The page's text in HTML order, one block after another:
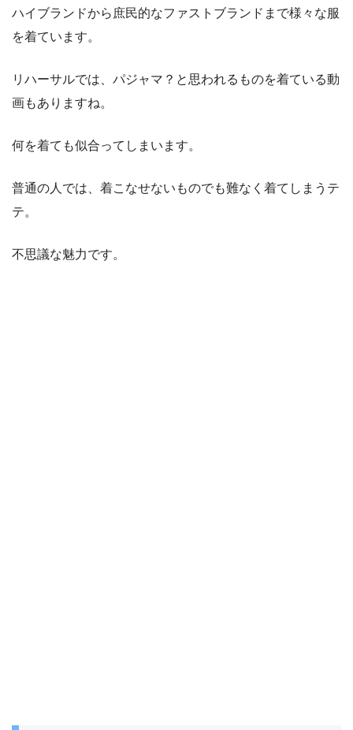
ハイブランドから庶民的なファストブランドまで様々な服
を着ています。
リハーサルでは、パジャマ？と思われるものを着ている動
画もありますね。
何を着ても似合ってしまいます。
普通の人では、着こなせないものでも難なく着てしまうテ
テ。
不思議な魅力です。